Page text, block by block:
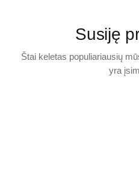
Susiję
Štai keletas populiariausių
yra